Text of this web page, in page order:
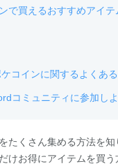
で買えるおすすめアイテ
コインに関するよくあ
コミュニティに参加し
たくさん集める方法を
けお得にアイテムを買